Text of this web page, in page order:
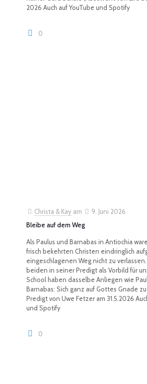
2026 Auch auf YouTube und Spotify
0
Christa & Kay am
9. Juni 2026
Bleibe auf dem Weg
Als Paulus und Barnabas in Antiochia
frisch bekehrten Christen eindringlich
eingeschlagenen Weg nicht zu
beiden in seiner Predigt als Vorbild für
School haben dasselbe Anliegen wie
Barnabas: Sich ganz auf Gottes Gnade
Predigt von Uwe Fetzer am 31.5.2026
und Spotify
0